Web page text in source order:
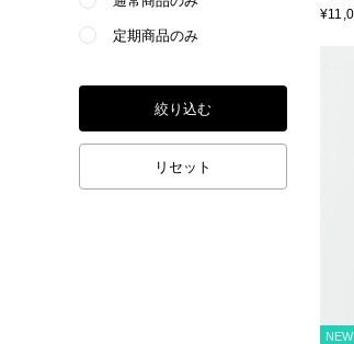
定期商品のみ
絞り込む
リセット
ーデ
NEW